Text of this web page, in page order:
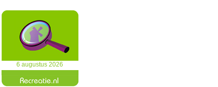
6 augustus 2026